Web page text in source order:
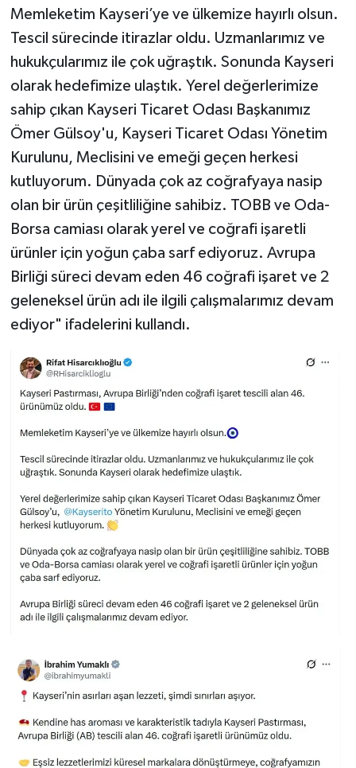
Memleketim Kayseri’ye ve ülkemize hayırlı olsun.
Tescil sürecinde itirazlar oldu. Uzmanlarımız ve
hukukçularımız ile çok uğraştık. Sonunda Kayseri
olarak hedefimize ulaştık. Yerel değerlerimize
sahip çıkan Kayseri Ticaret Odası Başkanımız
Ömer Gülsoy'u, Kayseri Ticaret Odası Yönetim
Kurulunu, Meclisini ve emeği geçen herkesi
kutluyorum. Dünyada çok az coğrafyaya nasip
olan bir ürün çeşitliliğine sahibiz. TOBB ve Oda-
Borsa camiası olarak yerel ve coğrafi işaretli
ürünler için yoğun çaba sarf ediyoruz. Avrupa
Birliği süreci devam eden 46 coğrafi işaret ve 2
geleneksel ürün adı ile ilgili çalışmalarımız devam
ediyor" ifadelerini kullandı.